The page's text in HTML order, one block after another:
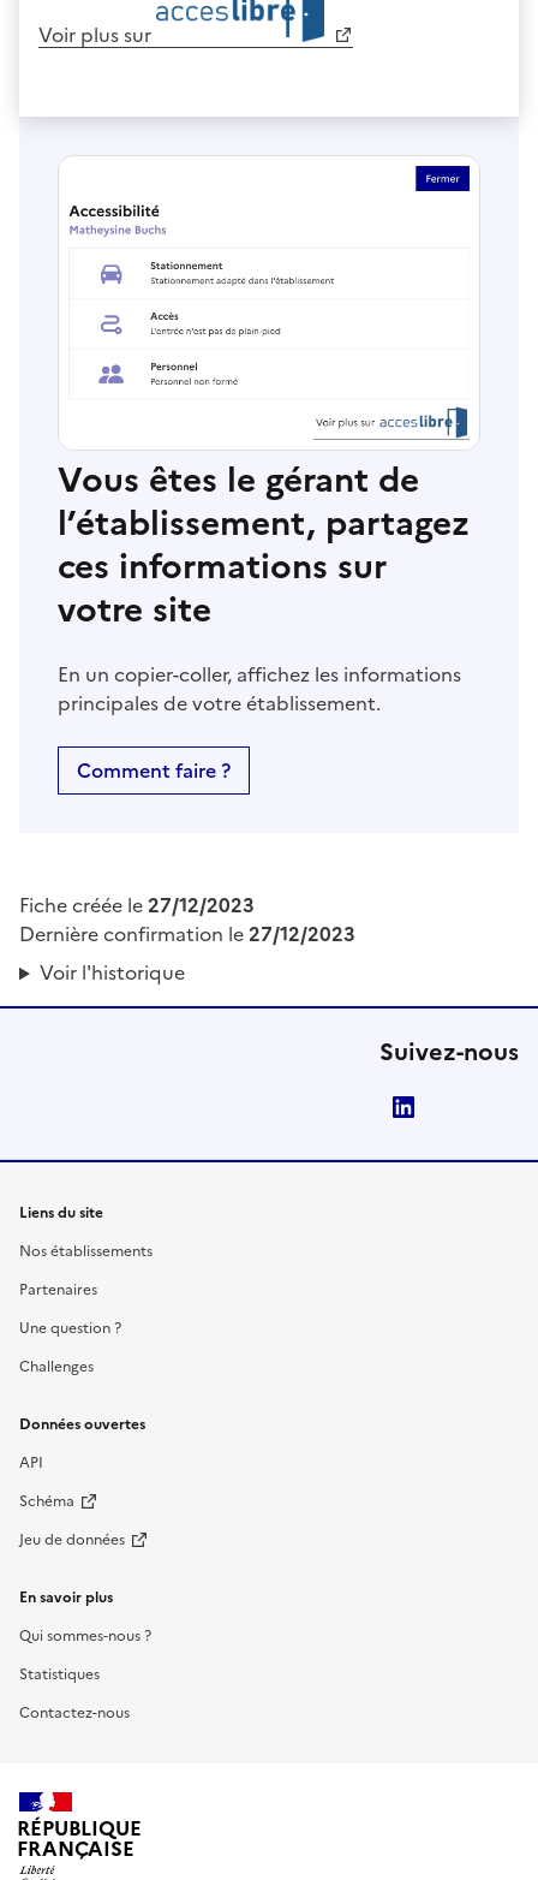
Voir plus sur
Vous êtes le gérant de
l’établissement, partagez
ces informations sur
votre site
En un copier-coller, affichez les informations
principales de votre établissement.
Comment faire ?
Fiche créée le27/12/2023
Dernière confirmation le27/12/2023
Voir l'historique
Suivez-nous
Liens du site
Nos établissements
Partenaires
Une question ?
Challenges
Données ouvertes
API
Schéma
Jeu de données
En savoir plus
Qui sommes-nous ?
Statistiques
Contactez-nous
RÉPUBLIQUE
FRANÇAISE